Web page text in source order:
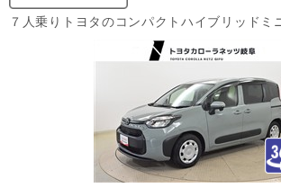
７人乗りトヨタのコンパクトハイブリッドミ